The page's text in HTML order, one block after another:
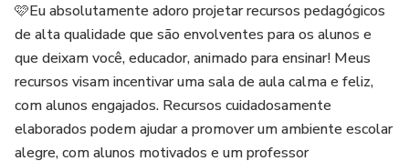
🩷Eu absolutamente adoro projetar recursos pedagógicos
de alta qualidade que são envolventes para os alunos e
que deixam você, educador, animado para ensinar! Meus
recursos visam incentivar uma sala de aula calma e feliz,
com alunos engajados. Recursos cuidadosamente
elaborados podem ajudar a promover um ambiente escolar
alegre, com alunos motivados e um professor